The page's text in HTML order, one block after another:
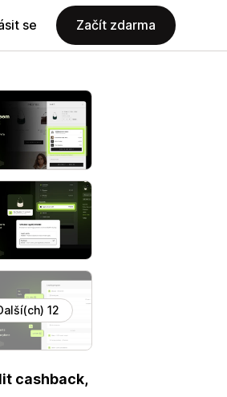
se Začít zdarma
12
cashback,